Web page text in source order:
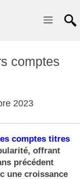
Menu
comptes
2023
comptes titres
offrant
précédent
une croissance